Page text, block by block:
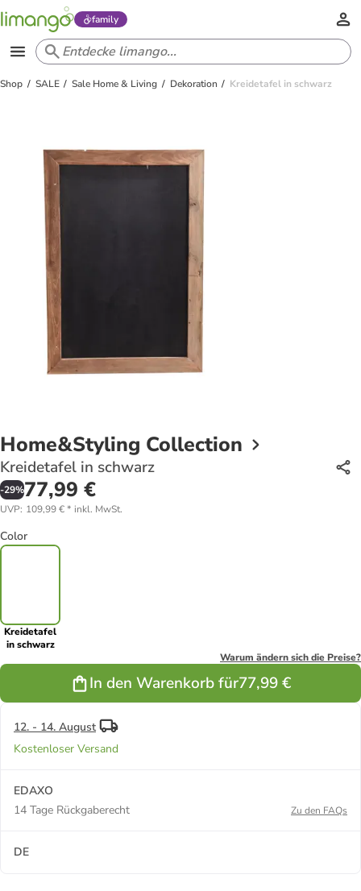
family
Shop SALE Sale Home & Living Dekoration Kreidetafel in schwarz
Home&Styling Collection
Kreidetafel in schwarz
-29%77,99 €
UVP: 109,99 €* inkl. MwSt.
Color
Kreidetafel
in schwarz
Warum ändern sich die Preise?
In den Warenkorb für77,99 €
12. - 14. August
Kostenloser Versand
EDAXO
14 Tage Rückgaberecht
Zu den FAQs
DE